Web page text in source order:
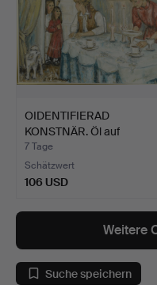
OIDENTIFIERAD
KONSTNÄR. Öl auf
Leinwand, s…
7 Tage
Schätzwert
106 USD
Weitere
Suche speichern